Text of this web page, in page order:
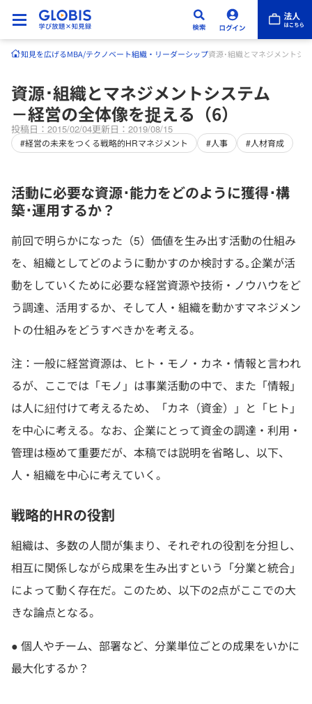
知見を広げるMBA/テクノベート組織・リーダーシップ資源･組織とマネジメントシ
資源･組織とマネジメントシステム
－経営の全体像を捉える（6）
投稿日：2015/02/04更新日：2019/08/15
#経営の未来をつくる戦略的HRマネジメント #人事 #人材育成
活動に必要な資源･能力をどのように獲得･構
築･運用するか？
前回で明らかになった（5）価値を生み出す活動の仕組み
を、組織としてどのように動かすのか検討する｡企業が活
動をしていくために必要な経営資源や技術・ノウハウをど
う調達、活用するか、そして人・組織を動かすマネジメン
トの仕組みをどうすべきかを考える。
注：一般に経営資源は、ヒト・モノ・カネ・情報と言われ
るが、ここでは「モノ」は事業活動の中で、また「情報」
は人に紐付けて考えるため、「カネ（資金）」と「ヒト」
を中心に考える。なお、企業にとって資金の調達・利用・
管理は極めて重要だが、本稿では説明を省略し、以下、
人・組織を中心に考えていく。
戦略的HRの役割
組織は、多数の人間が集まり、それぞれの役割を分担し、
相互に関係しながら成果を生み出すという「分業と統合」
によって動く存在だ。このため、以下の2点がここでの大
きな論点となる。
● 個人やチーム、部署など、分業単位ごとの成果をいかに
最大化するか？